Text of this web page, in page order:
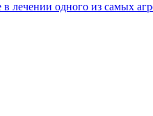
одного из самых